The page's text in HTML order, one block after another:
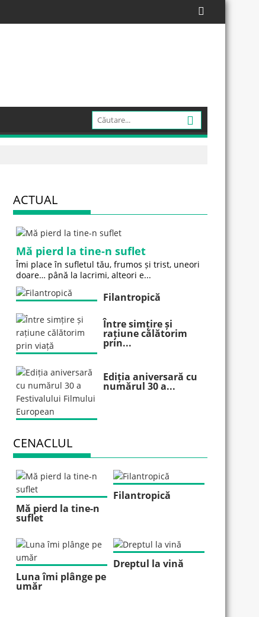
ACTUAL
Mă pierd la tine-n suflet
Îmi place în sufletul tău, frumos și trist, uneori
doare… până la lacrimi, alteori e...
Filantropică
Între simțire și
rațiune călătorim
prin...
Ediția aniversară cu
numărul 30 a...
CENACLUL
Mă pierd la tine-n
suflet
Filantropică
Luna îmi plânge pe
umăr
Dreptul la vină